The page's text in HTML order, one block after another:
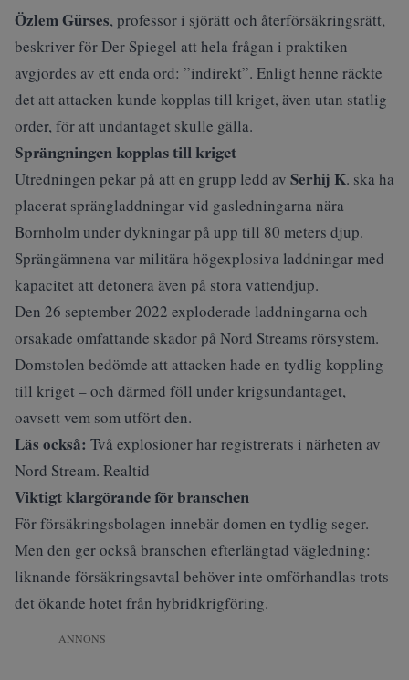
Özlem Gürses, professor i sjörätt och återförsäkringsrätt,
beskriver för Der Spiegel att hela frågan i praktiken
avgjordes av ett enda ord: ”indirekt”. Enligt henne räckte
det att attacken kunde kopplas till kriget, även utan statlig
order, för att undantaget skulle gälla.
Sprängningen kopplas till kriget
Utredningen pekar på att en grupp ledd av Serhij K. ska ha
placerat sprängladdningar vid gasledningarna nära
Bornholm under dykningar på upp till 80 meters djup.
Sprängämnena var militära högexplosiva laddningar med
kapacitet att detonera även på stora vattendjup.
Den 26 september 2022 exploderade laddningarna och
orsakade omfattande skador på Nord Streams rörsystem.
Domstolen bedömde att attacken hade en tydlig koppling
till kriget – och därmed föll under krigsundantaget,
oavsett vem som utfört den.
Läs också: Två explosioner har registrerats i närheten av
Nord Stream. Realtid
Viktigt klargörande för branschen
För försäkringsbolagen innebär domen en tydlig seger.
Men den ger också branschen efterlängtad vägledning:
liknande försäkringsavtal behöver inte omförhandlas trots
det ökande hotet från hybridkrigföring.
ANNONS